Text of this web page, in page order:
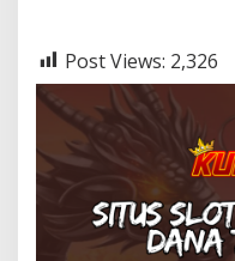
Post Views: 2,326